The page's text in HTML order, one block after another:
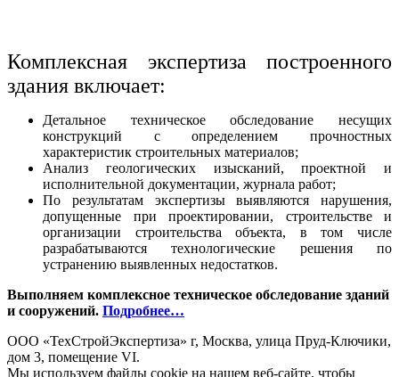
Комплексная экспертиза построенного
здания включает:
Детальное техническое обследование несущих
конструкций с определением прочностных
характеристик строительных материалов;
Анализ геологических изысканий, проектной и
исполнительной документации, журнала работ;
По результатам экспертизы выявляются нарушения,
допущенные при проектировании, строительстве и
организации строительства объекта, в том числе
разрабатываются технологические решения по
устранению выявленных недостатков.
Выполняем комплексное техническое обследование зданий
и сооружений. Подробнее…
ООО «ТехСтройЭкспертиза» г, Москва, улица Пруд-Ключики,
дом 3, помещение VI.
Мы используем файлы cookie на нашем веб-сайте, чтобы